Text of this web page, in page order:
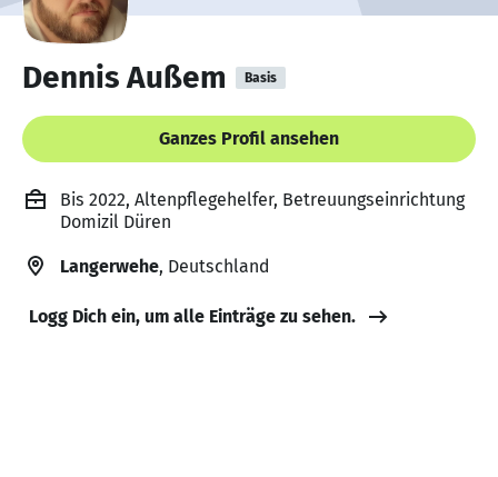
Dennis Außem Basis
Ganzes Profil ansehen
Bis 2022, Altenpflegehelfer, Betreuungseinrichtung
Domizil Düren
Langerwehe, Deutschland
Logg Dich ein, um alle Einträge zu sehen.